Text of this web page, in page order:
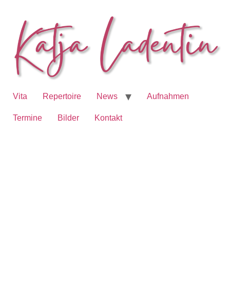
Vita Repertoire News Aufnahmen
Termine Bilder Kontakt